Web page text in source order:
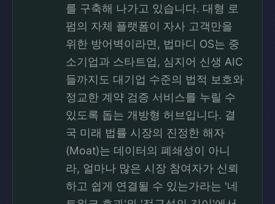
를 구축해 나가고 있습니다. 대형 로
펌의 자체 플랫폼이 자사 고객만을
위한 방어벽이라면, 법마디 OS는 중
소기업과 스타트업, 심지어 신생 AIC
들까지도 대기업 수준의 법적 보호와
정교한 계약 검증 서비스를 누릴 수
있도록 돕는 개방형 허브입니다. 결
국 미래 법률 시장의 진정한 해자
(Moat)는 데이터의 폐쇄성이 아니
라, 얼마나 많은 시장 참여자가 신뢰
하고 쉽게 연결될 수 있는가라는 '네